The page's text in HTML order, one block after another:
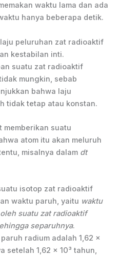
waktu lama dan ada
hanya beberapa detik.
peluruhan zat radioaktif
kestabilan inti.
suatu zat radioaktif
mungkin, sebab
bahwa laju
tidak tetap atau konstan.
memberikan suatu
atom itu akan meluruh
misalnya dalam dt
isotop zat radioaktif
waktu paruh, yaitu waktu
suatu zat radioaktif
separuhnya.
radium adalah 1,62 x
setelah 1,62 x 10³ tahun,